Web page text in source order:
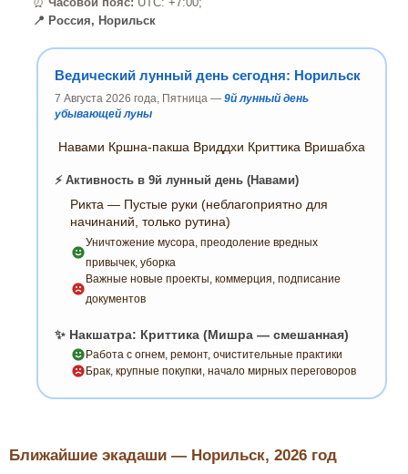
📍 Россия, Норильск
Ведический лунный день сегодня: Норильск
7 Августа 2026 года, Пятница — 9й лунный день
убывающей луны
Навами Кршна-пакша Вриддхи Криттика Вришабха
⚡ Активность в 9й лунный день (Навами)
Рикта — Пустые руки (неблагоприятно для
начинаний, только рутина)
Уничтожение мусора, преодоление вредных
привычек, уборка
Важные новые проекты, коммерция, подписание
документов
✨ Накшатра: Криттика (Мишра — смешанная)
Работа с огнем, ремонт, очистительные практики
Брак, крупные покупки, начало мирных переговоров
Ближайшие экадаши — Норильск, 2026 год